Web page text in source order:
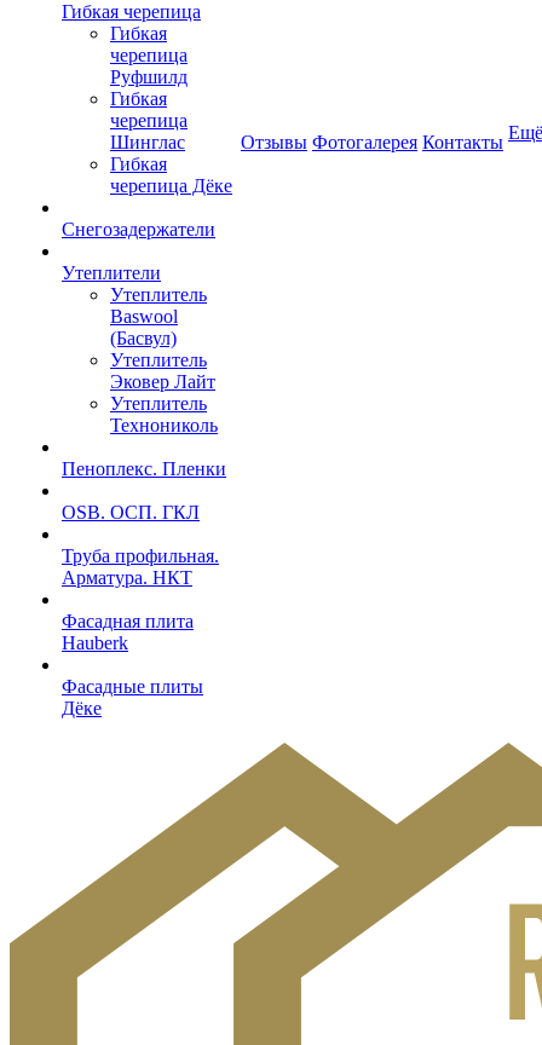
Гибкая черепица
Гибкая
черепица
Руфшилд
Гибкая
черепица
Шинглас
Гибкая
черепица Дёке
Снегозадержатели
Утеплители
Утеплитель
Baswool
(Басвул)
Утеплитель
Эковер Лайт
Утеплитель
Технониколь
Пеноплекс. Пленки
OSB. ОСП. ГКЛ
Труба профильная.
Арматура. НКТ
Фасадная плита
Hauberk
Фасадные плиты
Дёке
Отзывы Фотогалерея Контакты Ещё